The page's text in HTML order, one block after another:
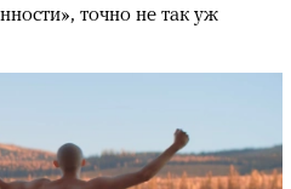
точно не так уж